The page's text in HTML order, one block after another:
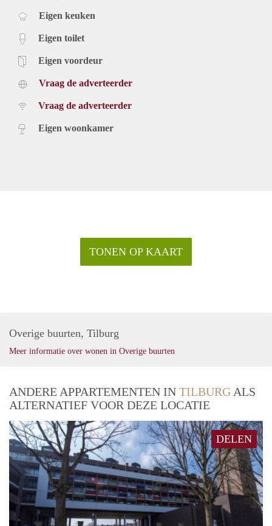
Eigen keuken
Eigen toilet
Eigen voordeur
Vraag de adverteerder
Vraag de adverteerder
Eigen woonkamer
TONEN OP KAART
Overige buurten, Tilburg
Meer informatie over wonen in Overige buurten
ANDERE APPARTEMENTEN IN TILBURG ALS
ALTERNATIEF VOOR DEZE LOCATIE
DELEN